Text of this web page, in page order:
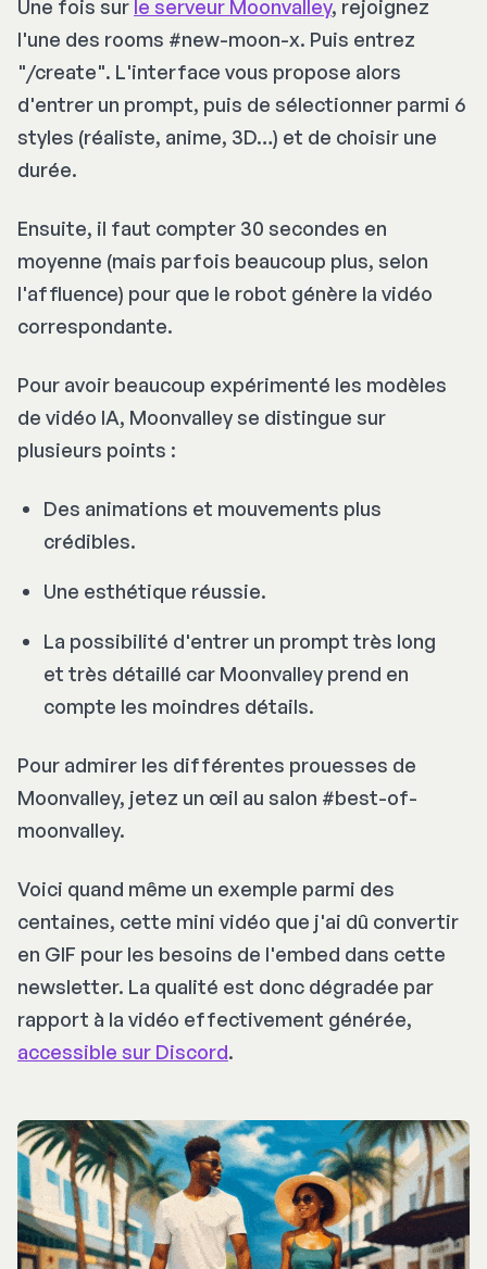
Une fois sur le serveur Moonvalley, rejoignez
l'une des rooms #new-moon-x. Puis entrez
"/create". L'interface vous propose alors
d'entrer un prompt, puis de sélectionner parmi 6
styles (réaliste, anime, 3D…) et de choisir une
durée.
Ensuite, il faut compter 30 secondes en
moyenne (mais parfois beaucoup plus, selon
l'affluence) pour que le robot génère la vidéo
correspondante.
Pour avoir beaucoup expérimenté les modèles
de vidéo IA, Moonvalley se distingue sur
plusieurs points :
Des animations et mouvements plus
crédibles.
Une esthétique réussie.
La possibilité d'entrer un prompt très long
et très détaillé car Moonvalley prend en
compte les moindres détails.
Pour admirer les différentes prouesses de
Moonvalley, jetez un œil au salon #best-of-
moonvalley.
Voici quand même un exemple parmi des
centaines, cette mini vidéo que j'ai dû convertir
en GIF pour les besoins de l'embed dans cette
newsletter. La qualité est donc dégradée par
rapport à la vidéo effectivement générée,
accessible sur Discord.